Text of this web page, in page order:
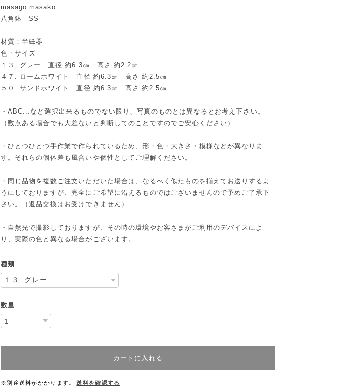
masago masako
八角鉢 SS
材質：半磁器
色・サイズ
１３. グレー 直径 約6.3㎝ 高さ 約2.2㎝
４７. ロームホワイト 直径 約6.3㎝ 高さ 約2.5㎝
５０. サンドホワイト 直径 約6.3㎝ 高さ 約2.5㎝
・ABC...など選択出来るものでない限り、写真のものとは異なるとお考え下さい。
（数点ある場合でも大差ないと判断してのことですのでご安心ください）
・ひとつひとつ手作業で作られているため、形・色・大きさ・模様などが異なりま
す。それらの個体差も風合いや個性としてご理解ください。
・同じ品物を複数ご注文いただいた場合は、なるべく似たものを揃えてお送りするよ
うにしておりますが、完全にご希望に沿えるものではございませんので予めご了承下
さい。（返品交換はお受けできません）
・自然光で撮影しておりますが、その時の環境やお客さまがご利用のデバイスによ
り、実際の色と異なる場合がございます。
種類
数量
カートに入れる
※別途送料がかかります。
送料を確認する